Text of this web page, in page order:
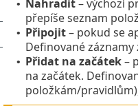
• Nahradit– výchozí
přepíše seznam
• Připojit– pokud se
Definované
• Přidat na začátek–
na začátek.
položkám/